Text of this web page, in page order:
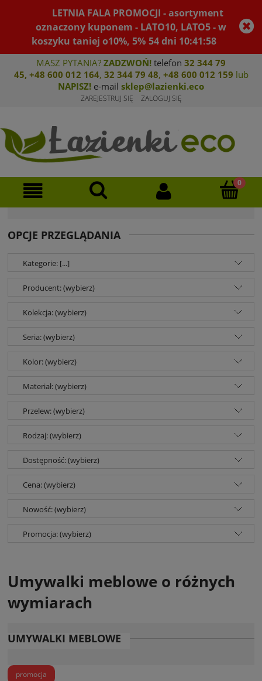
LETNIA FALA PROMOCJI - asortyment
oznaczony kuponem - LATO10, LATO5 - w
koszyku taniej o10%, 5% 54dni 10:41:57
MASZ PYTANIA? ZADZWOŃ! telefon 32 344 79
45, +48 600 012 164, 32 344 79 48, +48 600 012 159 lub
NAPISZ! e-mail sklep@lazienki.eco
ZAREJESTRUJ SIĘ ZALOGUJ SIĘ
OPCJE PRZEGLĄDANIA
Kategorie: [...]
Producent: (wybierz)
Kolekcja: (wybierz)
Seria: (wybierz)
Kolor: (wybierz)
Materiał: (wybierz)
Przelew: (wybierz)
Rodzaj: (wybierz)
Dostępność: (wybierz)
Cena: (wybierz)
Nowość: (wybierz)
Promocja: (wybierz)
Umywalki meblowe o różnych
wymiarach
UMYWALKI MEBLOWE
promocja